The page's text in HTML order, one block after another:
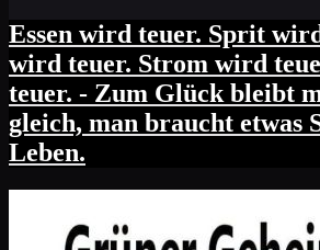
Essen wird teuer. Sprit
wird teuer. Strom wird
teuer. - Zum Glück bleibt
gleich, man braucht etwas
Leben.